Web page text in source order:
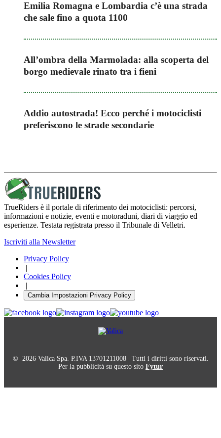
Emilia Romagna e Lombardia c’è una strada
che sale fino a quota 1100
All’ombra della Marmolada: alla scoperta del
borgo medievale rinato tra i fieni
Addio autostrada! Ecco perché i motociclisti
preferiscono le strade secondarie
TrueRiders è il portale di riferimento dei motociclisti: percorsi,
informazioni e notizie, eventi e motoraduni, diari di viaggio ed
esperienze. Testata registrata presso il Tribunale di Velletri.
Iscriviti alla Newsletter
Privacy Policy
|
Cookies Policy
|
Cambia Impostazioni Privacy Policy
© 2026 Valica Spa. P.IVA 13701211008 | Tutti i diritti sono riservati.
Per la pubblicità su questo sito Fytur